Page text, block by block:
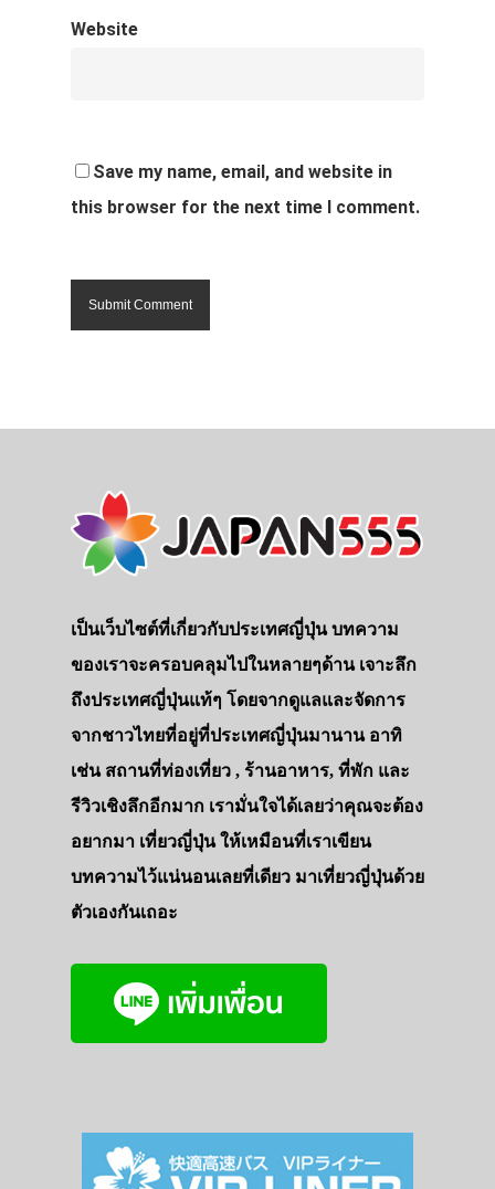
Website
Save my name, email, and website in
this browser for the next time I comment.
เป็นเว็บไซต์ที่เกี่ยวกับประเทศญี่ปุ่น บทความ
ของเราจะครอบคลุมไปในหลายๆด้าน เจาะลึก
ถึงประเทศญี่ปุ่นแท้ๆ โดยจากดูแลและจัดการ
จากชาวไทยที่อยู่ที่ประเทศญี่ปุ่นมานาน อาทิ
เช่น สถานที่ท่องเที่ยว , ร้านอาหาร, ที่พัก และ
รีวิวเชิงลึกอีกมาก เรามั่นใจได้เลยว่าคุณจะต้อง
อยากมา เที่ยวญี่ปุ่น ให้เหมือนที่เราเขียน
บทความไว้แน่นอนเลยที่เดียว มาเที่ยวญี่ปุ่นด้วย
ตัวเองกันเถอะ